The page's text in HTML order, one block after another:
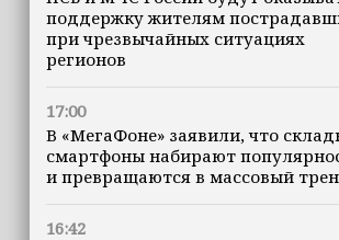
поддержку жителям
при чрезвычайных ситуациях
регионов
17:00
В «МегаФоне» заявили, что
смартфоны набирают
и превращаются в массовый
16:42